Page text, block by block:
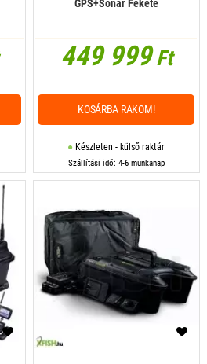
GPS+Sonar Fekete
449 999Ft
Készleten - külső raktár
Szállítási idő: 4-6 munkanap
KOSÁRBA RAKOM!